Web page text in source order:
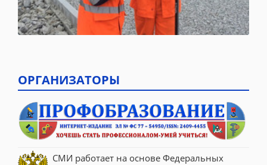
ОРГАНИЗАТОРЫ
СМИ работает на основе Федеральных